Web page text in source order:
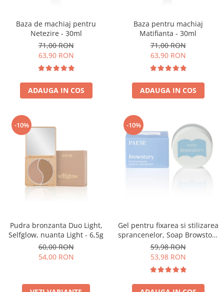
Baza de machiaj pentru
Netezire - 30ml
71,00 RON
63,90 RON
ADAUGA IN COS
Baza pentru machiaj
Matifianta - 30ml
71,00 RON
63,90 RON
ADAUGA IN COS
-10%
Pudra bronzanta Duo Light,
Selfglow, nuanta Light - 6,5g
60,00 RON
54,00 RON
-10%
Gel pentru fixarea si stilizarea
sprancenelor, Soap Browstory
- 8g
59,98 RON
53,98 RON